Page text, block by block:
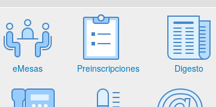
eMesas Preinscripciones Digesto